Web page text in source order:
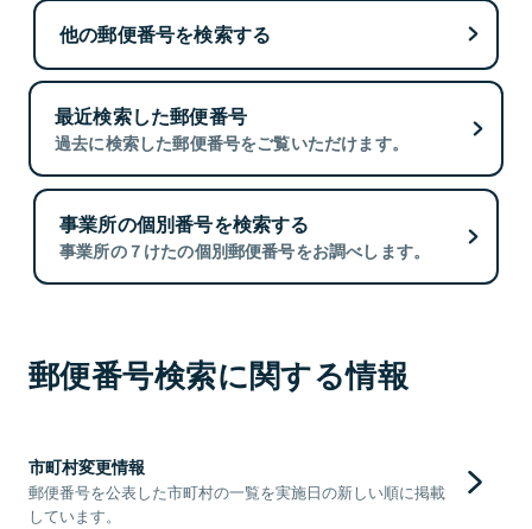
他の郵便番号を検索する
最近検索した郵便番号
過去に検索した郵便番号をご覧いただけます。
事業所の個別番号を検索する
事業所の７けたの個別郵便番号をお調べします。
郵便番号検索に関する情報
市町村変更情報
郵便番号を公表した市町村の一覧を実施日の新しい順に掲載
しています。